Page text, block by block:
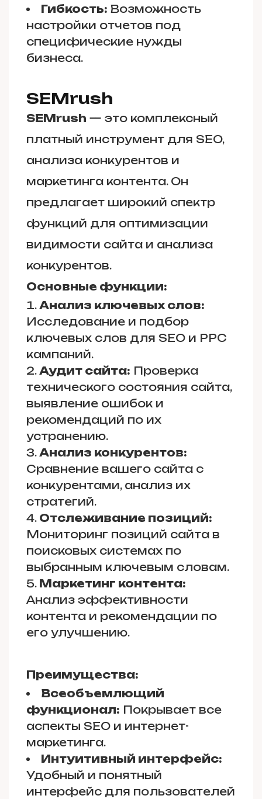
Гибкость: Возможность
настройки отчетов под
специфические нужды
бизнеса.
SEMrush
SEMrush — это комплексный
платный инструмент для SEO,
анализа конкурентов и
маркетинга контента. Он
предлагает широкий спектр
функций для оптимизации
видимости сайта и анализа
конкурентов.
Основные функции:
Анализ ключевых слов:
Исследование и подбор
ключевых слов для SEO и PPC
кампаний.
Аудит сайта: Проверка
технического состояния сайта,
выявление ошибок и
рекомендаций по их
устранению.
Анализ конкурентов:
Сравнение вашего сайта с
конкурентами, анализ их
стратегий.
Отслеживание позиций:
Мониторинг позиций сайта в
поисковых системах по
выбранным ключевым словам.
Маркетинг контента:
Анализ эффективности
контента и рекомендации по
его улучшению.
Преимущества:
Всеобъемлющий
функционал: Покрывает все
аспекты SEO и интернет-
маркетинга.
Интуитивный интерфейс:
Удобный и понятный
интерфейс для пользователей